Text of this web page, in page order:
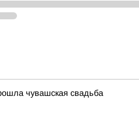
чувашская свадьба